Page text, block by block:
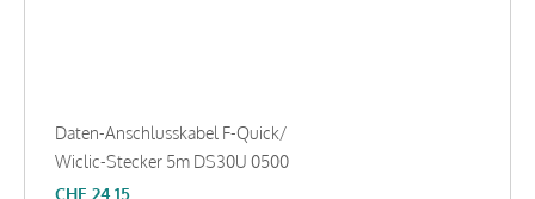
Daten-Anschlusskabel F-Quick/
Wiclic-Stecker 5m DS30U 0500
CHF 24.15